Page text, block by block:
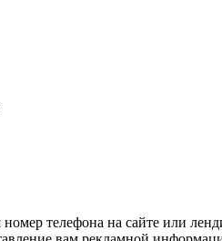
телефона на сайте или